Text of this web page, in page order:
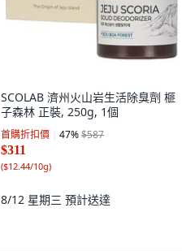
SCOLAB 濟州火山岩生活除臭劑 榧
子森林 正裝, 250g, 1個
首購折扣價 47%$587
$311
($12.44/10g)
8/12 星期三 預計送達